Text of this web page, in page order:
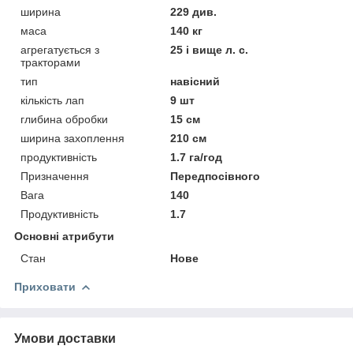
ширина
229 див.
маса
140 кг
агрегатується з
тракторами
25 і вище л. с.
тип
навісний
кількість лап
9 шт
глибина обробки
15 см
ширина захоплення
210 см
продуктивність
1.7 га/год
Призначення
Передпосівного
Вага
140
Продуктивність
1.7
Основні атрибути
Стан
Нове
Приховати
Умови доставки